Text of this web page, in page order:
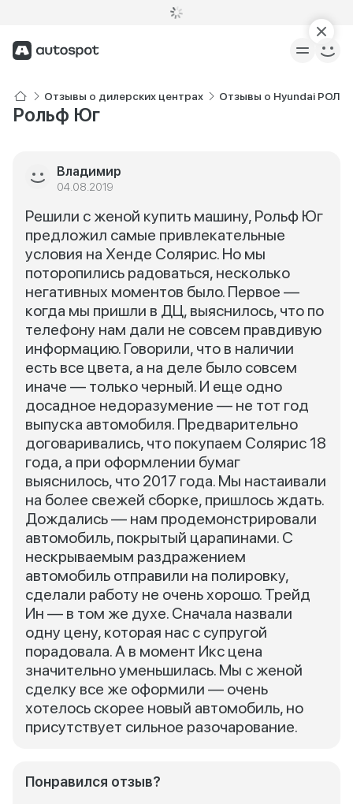
Отзывы о дилерских центрах Отзывы о Hyundai
Рольф Юг
Владимир
04.08.2019
Решили с женой купить машину, Рольф Юг
предложил самые привлекательные
условия на Хенде Солярис. Но мы
поторопились радоваться, несколько
негативных моментов было. Первое —
когда мы пришли в ДЦ, выяснилось, что по
телефону нам дали не совсем правдивую
информацию. Говорили, что в наличии
есть все цвета, а на деле было совсем
иначе — только черный. И еще одно
досадное недоразумение — не тот год
выпуска автомобиля. Предварительно
договаривались, что покупаем Солярис 18
года, а при оформлении бумаг
выяснилось, что 2017 года. Мы настаивали
на более свежей сборке, пришлось ждать.
Дождались — нам продемонстрировали
автомобиль, покрытый царапинами. С
нескрываемым раздражением
автомобиль отправили на полировку,
сделали работу не очень хорошо. Трейд
Ин — в том же духе. Сначала назвали
одну цену, которая нас с супругой
порадовала. А в момент Икс цена
значительно уменьшилась. Мы с женой
сделку все же оформили — очень
хотелось скорее новый автомобиль, но
присутствует сильное разочарование.
Понравился отзыв?